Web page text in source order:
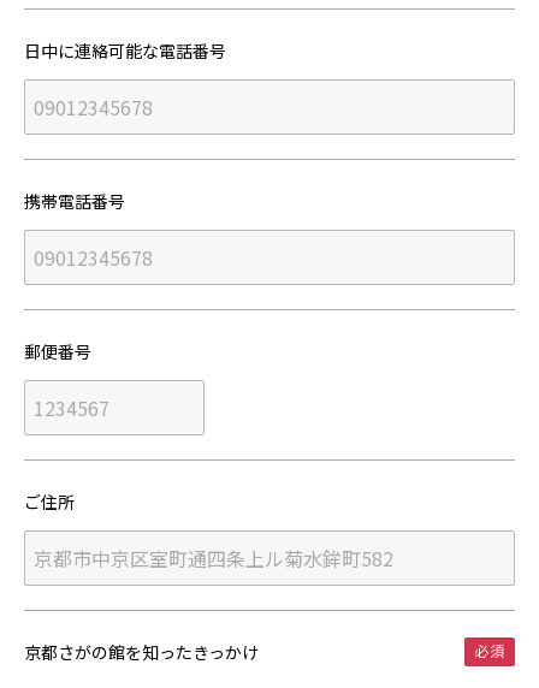
日中に連絡可能な電話番号
携帯電話番号
郵便番号
ご住所
京都さがの館を知ったきっかけ